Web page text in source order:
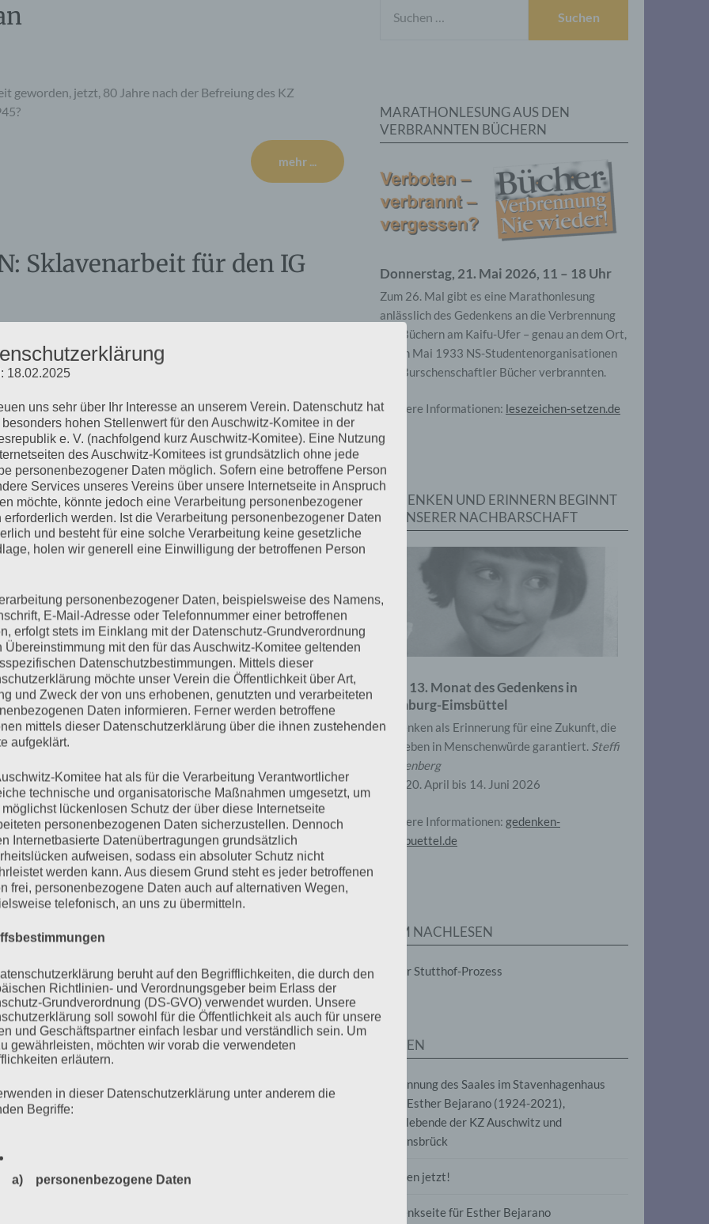
geworden, jetzt, 80 Jahre nach der Befreiung des KZ
mehr ...
Sklavenarbeit für den IG
in und um Auschwitz durch die Rote Armee
Auschwitz-Komitees am Sonntag, 26.01.2025, ist dem
des Lagers Auschwitz III–Monowitz gewidmet.
mehr ...
(15. Dezember 1924 – 10.
2024 ab 15 Uhr im Afrotopia, Biedermannplatz 19,
Bejarano spricht
Hrsg. vom Auschwitz-Komitee in der Bundesrepublik
und Susanne Kondoch-Klockow, mit einem Beitrag von
NACH:
MARATHONLESUNG AUS DEN
VERBRANNTEN BÜCHERN
Donnerstag, 21. Mai 2026, 11 – 18 Uhr
Zum 26. Mal gibt es eine Marathonlesung
anlässlich des Gedenkens an die Verbrennung
von Büchern am Kaifu-Ufer – genau an dem Ort,
wo im Mai 1933 NS-Studentenorganisationen
und Burschenschaftler Bücher verbrannten.
Weitere Informationen: lesezeichen-setzen.de
GEDENKEN UND ERINNERN BEGINNT
IN UNSERER NACHBARSCHAFT
Zum 13. Monat des Gedenkens in
Hamburg-Eimsbüttel
Gedenken als Erinnerung für eine Zukunft, die
ein Leben in Menschenwürde garantiert. Steffi
Wittenberg
Vom 20. April bis 14. Juni 2026
Weitere Informationen: gedenken-
eimsbuettel.de
ZUM NACHLESEN
Der Stutthof-Prozess
SEITEN
Benennung des Saales im Stavenhagenhaus
nach Esther Bejarano (1924-2021),
Überlebende der KZ Auschwitz und
Ravensbrück
Frieden jetzt!
Gedenkseite für Esther Bejarano
18.02.2025
uns sehr über Ihr Interesse an unserem Verein. Datenschutz hat
hohen Stellenwert für den Auschwitz-Komitee in der
e. V. (nachfolgend kurz Auschwitz-Komitee). Eine Nutzung
des Auschwitz-Komitees ist grundsätzlich ohne jede
personenbezogener Daten möglich. Sofern eine betroffene Person
Services unseres Vereins über unsere Internetseite in Anspruch
möchte, könnte jedoch eine Verarbeitung personenbezogener
erforderlich werden. Ist die Verarbeitung personenbezogener Daten
und besteht für eine solche Verarbeitung keine gesetzliche
holen wir generell eine Einwilligung der betroffenen Person
personenbezogener Daten, beispielsweise des Namens,
E-Mail-Adresse oder Telefonnummer einer betroffenen
erfolgt stets im Einklang mit der Datenschutz-Grundverordnung
Übereinstimmung mit den für das Auschwitz-Komitee geltenden
Datenschutzbestimmungen. Mittels dieser
möchte unser Verein die Öffentlichkeit über Art,
und Zweck der von uns erhobenen, genutzten und verarbeiteten
Daten informieren. Ferner werden betroffene
mittels dieser Datenschutzerklärung über die ihnen zustehenden
aufgeklärt.
Komitee hat als für die Verarbeitung Verantwortlicher
technische und organisatorische Maßnahmen umgesetzt, um
lückenlosen Schutz der über diese Internetseite
personenbezogenen Daten sicherzustellen. Dennoch
Internetbasierte Datenübertragungen grundsätzlich
aufweisen, sodass ein absoluter Schutz nicht
werden kann. Aus diesem Grund steht es jeder betroffenen
frei, personenbezogene Daten auch auf alternativen Wegen,
telefonisch, an uns zu übermitteln.
beruht auf den Begrifflichkeiten, die durch den
Richtlinien- und Verordnungsgeber beim Erlass der
Grundverordnung (DS-GVO) verwendet wurden. Unsere
soll sowohl für die Öffentlichkeit als auch für unsere
und Geschäftspartner einfach lesbar und verständlich sein. Um
gewährleisten, möchten wir vorab die verwendeten
erläutern.
in dieser Datenschutzerklärung unter anderem die
Begriffe:
a) personenbezogene Daten